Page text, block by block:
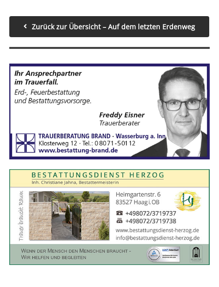
Zurück zur Übersicht – Auf dem letzten Erdenweg